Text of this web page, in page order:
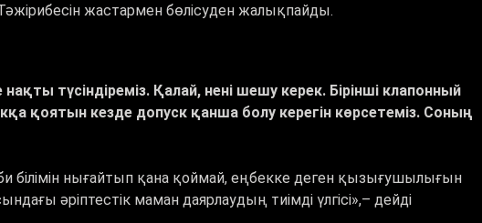
жастармен бөлісуден жалықпайды.
түсіндіреміз. Қалай, нені шешу керек. Бірінші клапонный
қоятын кезде допуск қанша болу керегін көрсетеміз. Соның
білімін нығайтып қана қоймай, еңбекке деген қызығушылығын
әріптестік маман даярлаудың тиімді үлгісі»,– дейді